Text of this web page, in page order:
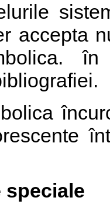
accepta
speciale